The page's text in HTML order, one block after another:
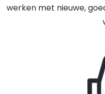
werken met nieuwe,